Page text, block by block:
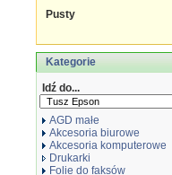
Pusty
Kategorie
Idź do...
AGD małe
Akcesoria biurowe
Akcesoria komputerowe
Drukarki
Folie do faksów